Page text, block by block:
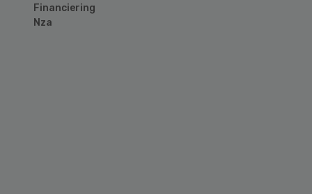
Financiering
Nza